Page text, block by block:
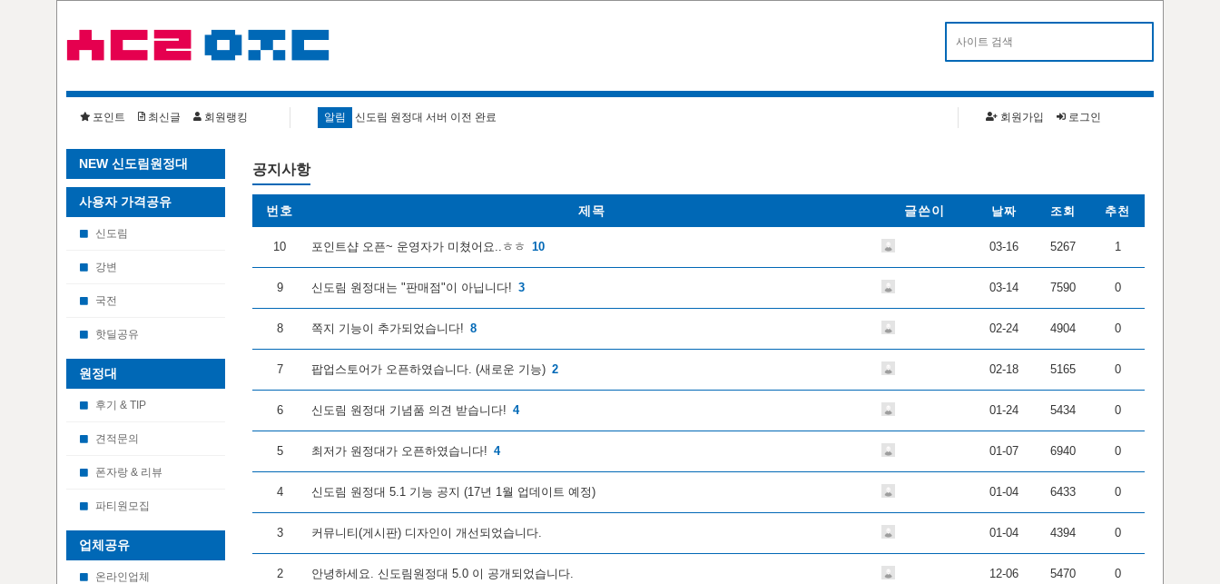
포인트 최신글 회원랭킹 알림 신도림 원정대 서버 이전 완료 카톡으로 대란 알림 받으세요!
회원가입 로그인
NEW 신도림원정대
사용자 가격공유
신도림
강변
국전
핫딜공유
원정대
후기 & TIP
견적문의
폰자랑 & 리뷰
파티원모집
업체공유
온라인업체
공지사항
번호 제목 글쓴이 날짜 조회 추천
10 포인트샵 오픈~ 운영자가 미쳤어요..ㅎㅎ 10 03-16 5267 1
9 신도림 원정대는 "판매점"이 아닙니다! 3 03-14 7590 0
8 쪽지 기능이 추가되었습니다! 8 02-24 4904 0
7 팝업스토어가 오픈하였습니다. (새로운 기능) 2 02-18 5165 0
6 신도림 원정대 기념품 의견 받습니다! 4 01-24 5434 0
5 최저가 원정대가 오픈하였습니다! 4 01-07 6940 0
4 신도림 원정대 5.1 기능 공지 (17년 1월 업데이트 예정) 01-04 6433 0
3 커뮤니티(게시판) 디자인이 개선되었습니다. 01-04 4394 0
2 안녕하세요. 신도림원정대 5.0 이 공개되었습니다. 12-06 5470 0